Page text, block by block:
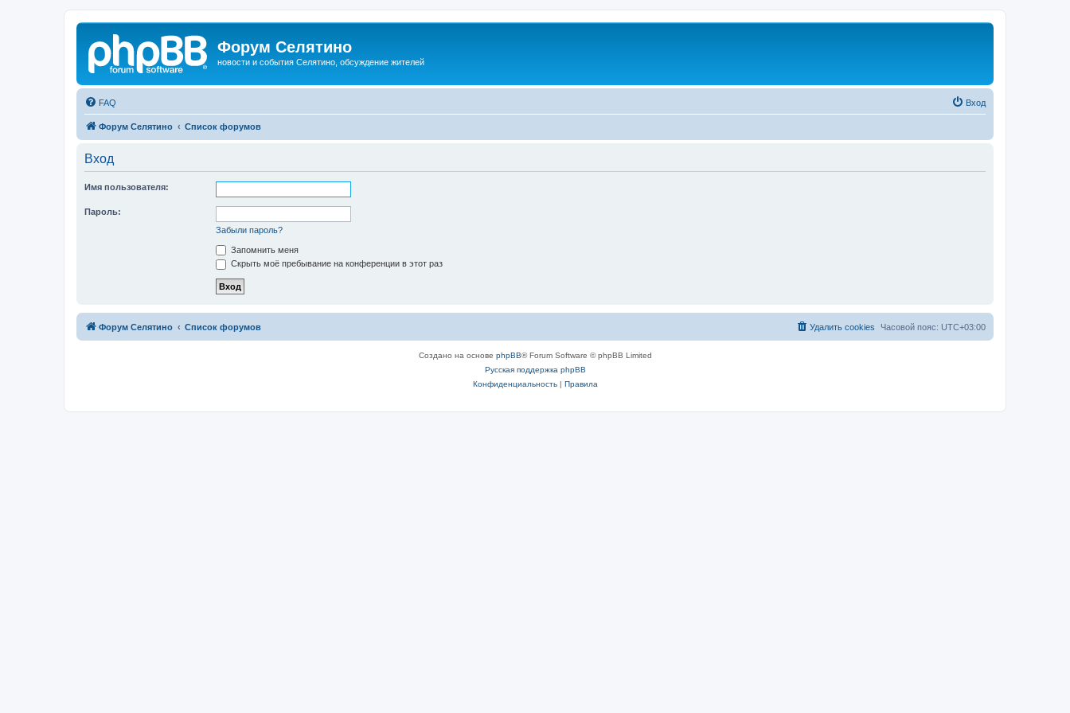
Форум Селятино
новости и события Селятино, обсуждение жителей
FAQ Вход
Форум Селятино Список форумов
Вход
Имя пользователя:
Пароль:
Забыли пароль?
Запомнить меня
Скрыть моё пребывание на конференции в этот раз
Форум Селятино Список форумов Часовой пояс: UTC+03:00
Удалить cookies
Создано на основе phpBB® Forum Software © phpBB Limited
Русская поддержка phpBB
Конфиденциальность| Правила